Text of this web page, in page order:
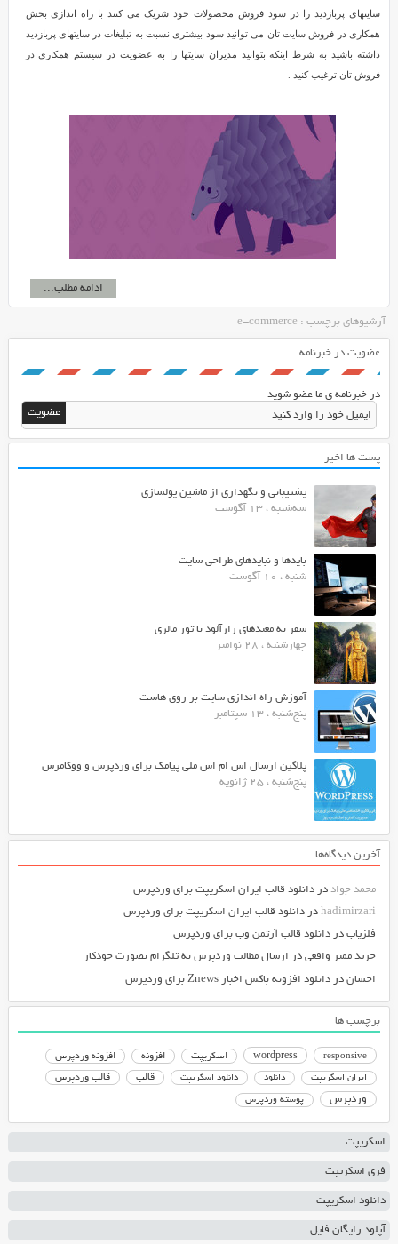
سایتهای پربازدید را در سود فروش محصولات خود شریک می کنند با راه اندازی بخش
همکاری در فروش سایت تان می توانید سود بیشتری نسبت به تبلیغات در سایتهای پربازدید
داشته باشید به شرط اینکه بتوانید مدیران سایتها را به عضویت در سیستم همکاری در
فروش تان ترغیب کنید .
ادامه مطلب...
آرشیوهای برچسب : e-commerce
عضویت در خبرنامه
در خبرنامه ی ما عضو شوید
پست ها اخیر
پشتیبانی و نگهداری از ماشین پولسازی
سه‌شنبه ، 13 آگوست
بایدها و نبایدهای طراحی سایت
شنبه ، 10 آگوست
سفر به معبدهای رازآلود با تور مالزی
چهارشنبه ، 28 نوامبر
آموزش راه اندازی سایت بر روی هاست
پنج‌شنبه ، 13 سپتامبر
پلاگین ارسال اس ام اس ملی پیامک برای وردپرس و ووکامرس
پنج‌شنبه ، 25 ژانویه
آخرین دیدگاه‌ها
محمد جواددر دانلود قالب ایران اسکریپت برای وردپرس
hadimirzariدر دانلود قالب ایران اسکریپت برای وردپرس
فلزیابدر دانلود قالب آرتمن وب برای وردپرس
خرید ممبر واقعیدر ارسال مطالب وردپرس به تلگرام بصورت خودکار
احساندر دانلود افزونه باکس اخبار Znews برای وردپرس
برچسب ها
responsive
wordpress اسکریپت افزونه افزونه وردپرس
ایران اسکریپت دانلود دانلود اسکریپت قالب قالب وردپرس
وردپرس پوسته وردپرس
اسکریپت
فری اسکریپت
دانلود اسکریپت
آپلود رایگان فایل